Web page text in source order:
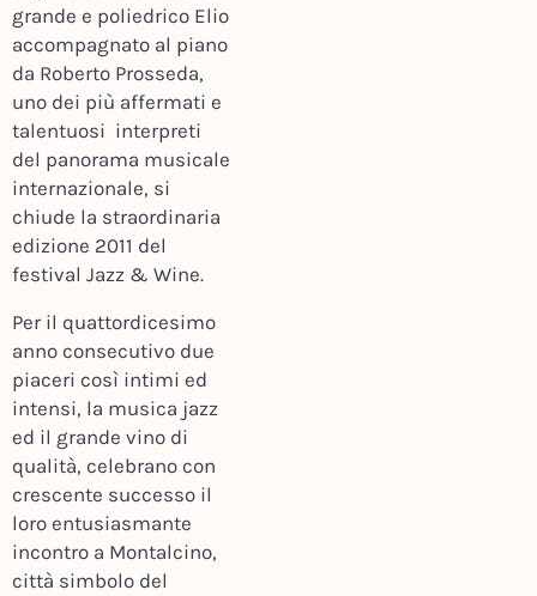
grande e poliedrico Elio
accompagnato al piano
da Roberto Prosseda,
uno dei più affermati e
talentuosi interpreti
del panorama musicale
internazionale, si
chiude la straordinaria
edizione 2011 del
festival Jazz & Wine.
Per il quattordicesimo
anno consecutivo due
piaceri così intimi ed
intensi, la musica jazz
ed il grande vino di
qualità, celebrano con
crescente successo il
loro entusiasmante
incontro a Montalcino,
città simbolo del